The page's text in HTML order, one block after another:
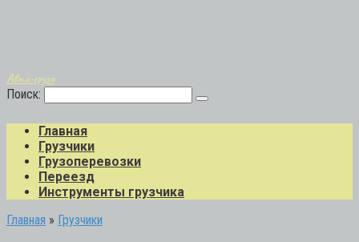
Авто-грузо
Поиск:
Главная
Грузчики
Грузоперевозки
Переезд
Инструменты грузчика
Главная » Грузчики